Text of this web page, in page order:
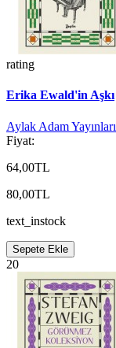
rating
Erika Ewald'in Aşkı
Aylak Adam Yayınları
Fiyat:
64,00TL
80,00TL
text_instock
Sepete Ekle
20